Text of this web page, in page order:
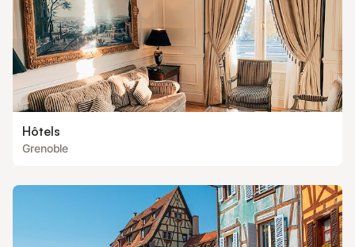
Hôtels
Grenoble